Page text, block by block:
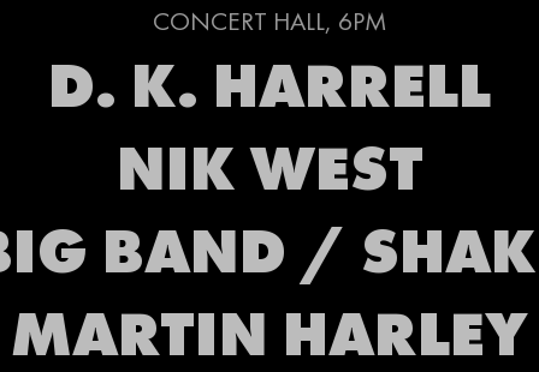
CONCERT HALL, 6PM
D. K. HARRELL
NIK WEST
BAND /
MARTIN HARLEY